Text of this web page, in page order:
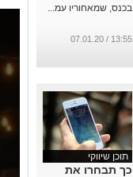
בכנס, שמאחוריו עמ...
13:55 / 07.01.20
תוכן שיווקי
כך תבחרו את